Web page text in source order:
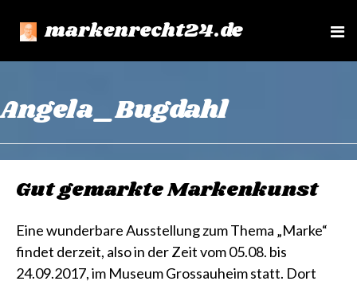
markenrecht24.de
e
Angela_Bugdahl
Gut gemarkte Markenkunst
Eine wunderbare Ausstellung zum Thema „Marke“
findet derzeit, also in der Zeit vom 05.08. bis
24.09.2017, im Museum Grossauheim statt. Dort